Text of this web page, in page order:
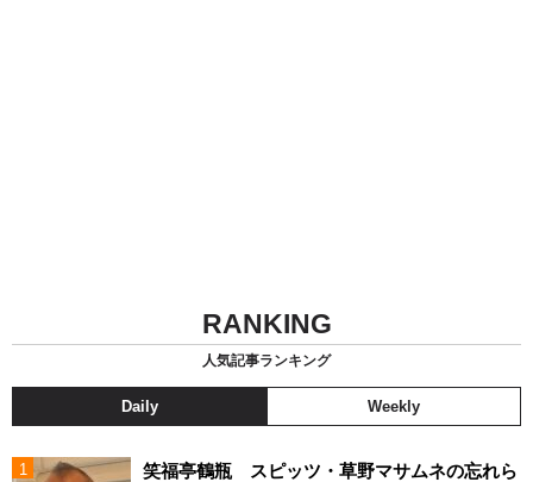
RANKING
人気記事ランキング
Daily Weekly
笑福亭鶴瓶 スピッツ・草野マサムネの忘れら